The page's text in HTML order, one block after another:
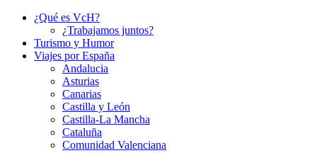
¿Qué es VcH?
¿Trabajamos juntos?
Turismo y Humor
Viajes por España
Andalucia
Asturias
Canarias
Castilla y León
Castilla-La Mancha
Cataluña
Comunidad Valenciana